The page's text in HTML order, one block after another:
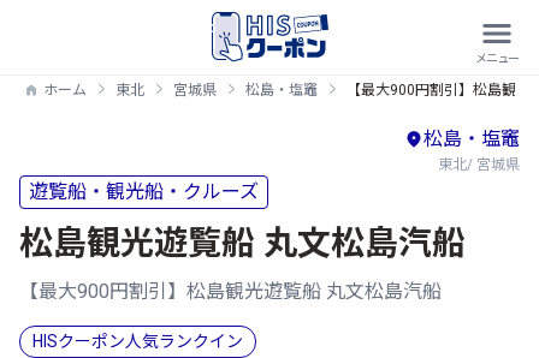
ホーム 東北 宮城県 松島・塩竈 【最大900円割引】松島観光
松島・塩竈
東北/ 宮城県
遊覧船・観光船・クルーズ
松島観光遊覧船 丸文松島汽船
【最大900円割引】松島観光遊覧船 丸文松島汽船
HISクーポン人気ランクイン